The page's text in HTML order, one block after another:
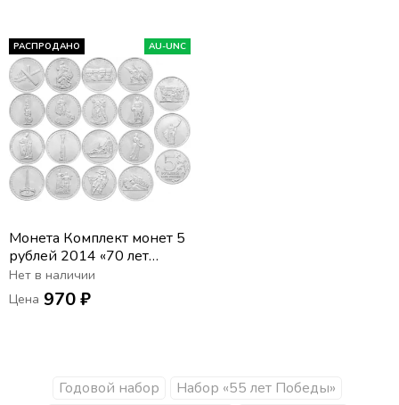
РАСПРОДАНО AU-UNC
Монета Комплект монет 5
рублей 2014 «70 лет
Победы в Великой
Отечественной войне» (18
шт)
Нет в наличии
Цена 970 ₽
Годовой набор
Набор «55 лет Победы»